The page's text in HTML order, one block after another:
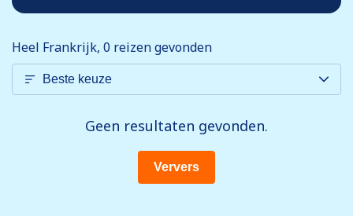
Heel Frankrijk, 0 reizen gevonden
Geen resultaten gevonden.
Ververs